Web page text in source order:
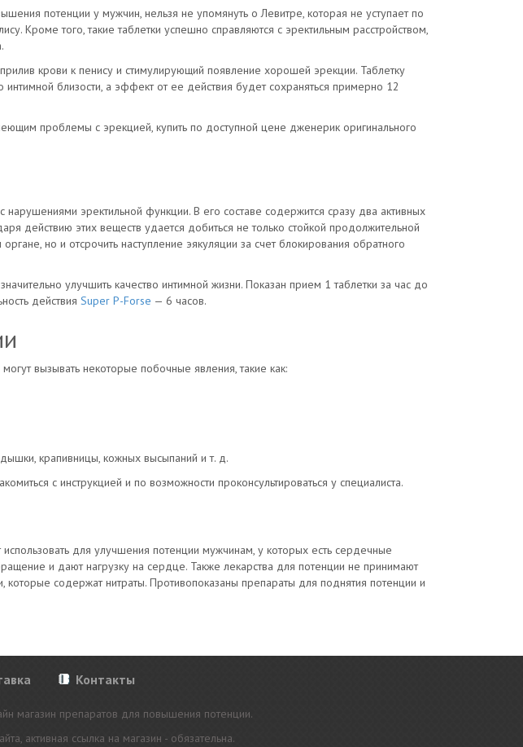
потенции у мужчин, нельзя не упомянуть о Левитре, которая не уступает по
Кроме того, такие таблетки успешно справляются с эректильным расстройством,
крови к пенису и стимулирующий появление хорошей эрекции. Таблетку
близости, а эффект от ее действия будет сохраняться примерно 12
проблемы с эрекцией, купить по доступной цене дженерик оригинального
нарушениями эректильной функции. В его составе содержится сразу два активных
действию этих веществ удается добиться не только стойкой продолжительной
но и отсрочить наступление эякуляции за счет блокирования обратного
улучшить качество интимной жизни. Показан прием 1 таблетки за час до
действия Super P-Forse — 6 часов.
вызывать некоторые побочные явления, такие как:
крапивницы, кожных высыпаний и т. д.
с инструкцией и по возможности проконсультироваться у специалиста.
для улучшения потенции мужчинам, у которых есть сердечные
и дают нагрузку на сердце. Также лекарства для потенции не принимают
содержат нитраты. Противопоказаны препараты для поднятия потенции и
Контакты
магазин препаратов для повышения потенции.
активная ссылка на магазин - обязательна.